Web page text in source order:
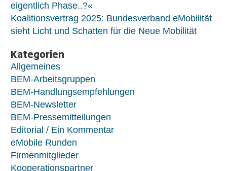
eigentlich Phase..?«
Koalitionsvertrag 2025: Bundesverband eMobilität
sieht Licht und Schatten für die Neue Mobilität
Kategorien
Allgemeines
BEM-Arbeitsgruppen
BEM-Handlungsempfehlungen
BEM-Newsletter
BEM-Pressemitteilungen
Editorial / Ein Kommentar
eMobile Runden
Firmenmitglieder
Kooperationspartner